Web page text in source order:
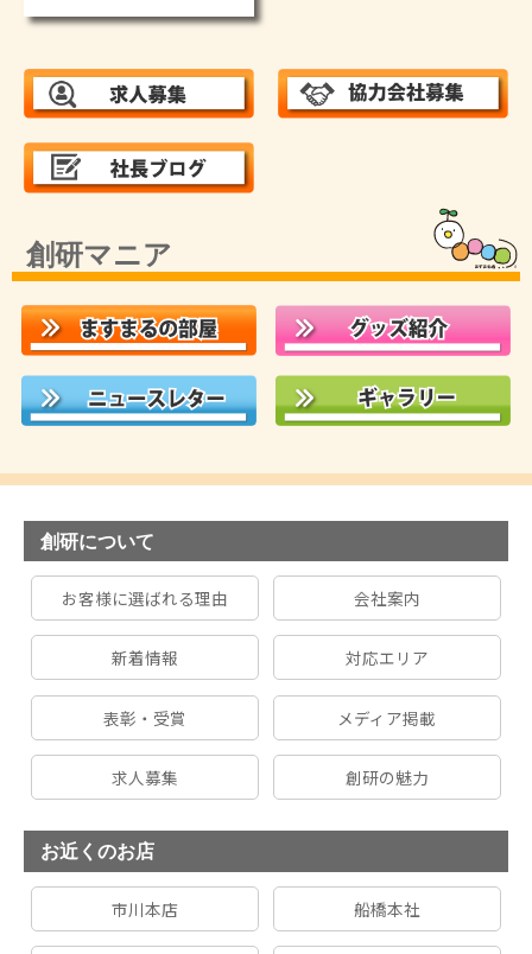
創研マニア
創研について
お客様に選ばれる理由 会社案内
新着情報 対応エリア
表彰・受賞 メディア掲載
求人募集 創研の魅力
お近くのお店
市川本店 船橋本社